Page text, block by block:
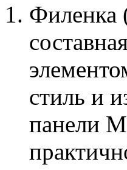
Филенка
стиль и
панели